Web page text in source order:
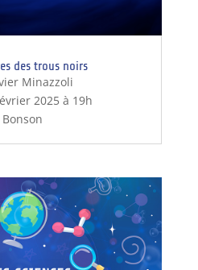
des trous noirs
Minazzoli
2025 à 19h